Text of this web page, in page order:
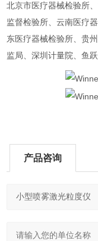
北京市医疗器械检验所
监督检验所、云南医疗
东医疗器械检验所、贵
监局、深圳计量院、鱼
产品咨询